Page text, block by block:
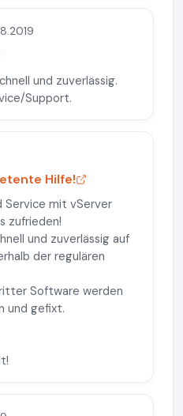
und zuverlässig.
Support.
Hilfe!
Service mit vServer
zufrieden!
und zuverlässig auf
der regulären
Software werden
und gefixt.